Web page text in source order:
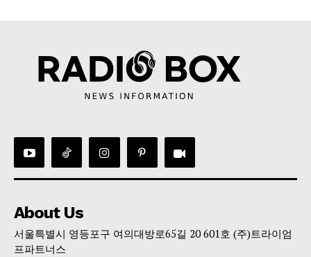
About Us
서울특별시 영등포구 여의대방로65길 20 601호 (주)트라이엄
프파트너스